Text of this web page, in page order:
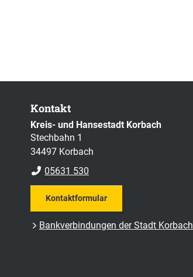
Kontakt
Kreis- und Hansestadt Korbach
Stechbahn 1
34497 Korbach
05631 530
Kontaktformular
Bankverbindungen der Stadt Korbach